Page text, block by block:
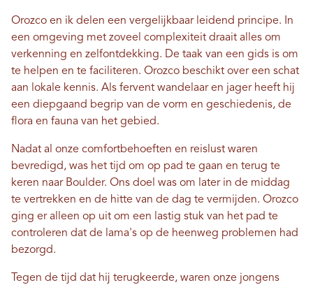
Orozco en ik delen een vergelijkbaar leidend principe. In
een omgeving met zoveel complexiteit draait alles om
verkenning en zelfontdekking. De taak van een gids is om
te helpen en te faciliteren. Orozco beschikt over een schat
aan lokale kennis. Als fervent wandelaar en jager heeft hij
een diepgaand begrip van de vorm en geschiedenis, de
flora en fauna van het gebied.
Nadat al onze comfortbehoeften en reislust waren
bevredigd, was het tijd om op pad te gaan en terug te
keren naar Boulder. Ons doel was om later in de middag
te vertrekken en de hitte van de dag te vermijden. Orozco
ging er alleen op uit om een ​​lastig stuk van het pad te
controleren dat de lama's op de heenweg problemen had
bezorgd.
Tegen de tijd dat hij terugkeerde, waren onze jongens